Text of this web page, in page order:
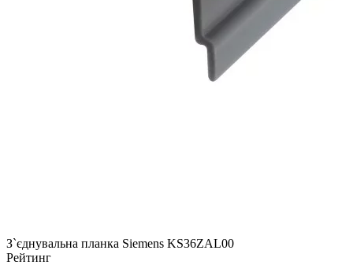
З`єднувальна планка Siemens KS36ZAL00
Рейтинг